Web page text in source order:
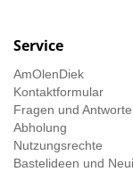
Service
AmOlenDiek
Kontaktformular
Fragen und
Abholung
Nutzungsrechte
Bastelideen und